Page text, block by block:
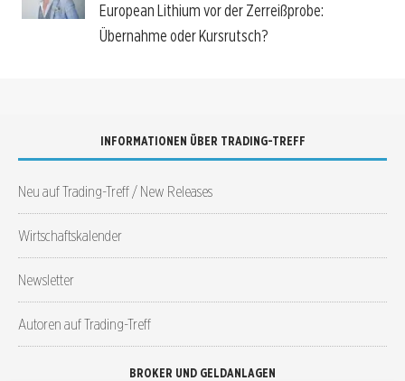
European Lithium vor der Zerreißprobe:
Übernahme oder Kursrutsch?
INFORMATIONEN ÜBER TRADING-TREFF
Neu auf Trading-Treff / New Releases
Wirtschaftskalender
Newsletter
Autoren auf Trading-Treff
BROKER UND GELDANLAGEN